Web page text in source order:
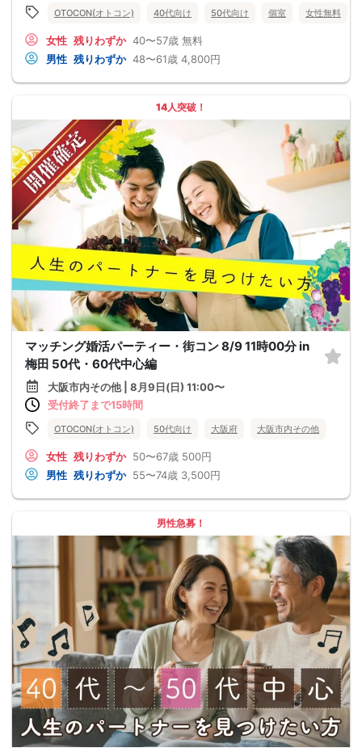
OTOCON(オトコン) 40代向け 50代向け 個室 女性無料
女性 残りわずか 40〜57歳 無料
男性 残りわずか 48〜61歳 4,800円
14人突破！
マッチング婚活パーティー・街コン 8/9 11時00分 in
梅田 50代・60代中心編
大阪市内その他 | 8月9日(日) 11:00〜
受付終了まで15時間
OTOCON(オトコン) 50代向け 大阪府 大阪市内その他
女性 残りわずか 50〜67歳 500円
男性 残りわずか 55〜74歳 3,500円
男性急募！